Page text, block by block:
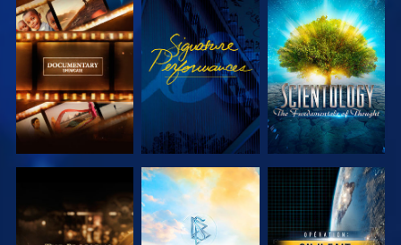
DÉCOUVRIR
LES SÉRIES
REGARDER
DÉCOUVRIR
LES SÉRIES
DÉCOUVRIR
LES SÉRIES
DÉCOUVRIR
LES SÉRIES
REGARDER